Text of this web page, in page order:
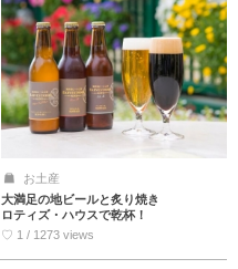
お土産
大満足の地ビールと炙り焼き
ロティズ・ハウスで乾杯！
♡ 1 / 1273 views